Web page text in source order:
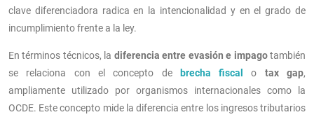
clave diferenciadora radica en la intencionalidad y en el grado de
incumplimiento frente a la ley.
En términos técnicos, la diferencia entre evasión e impagotambién
se relaciona con el concepto de
brecha fiscal o tax gap,
ampliamente utilizado por organismos internacionales como la
OCDE. Este concepto mide la diferencia entre los ingresos tributarios